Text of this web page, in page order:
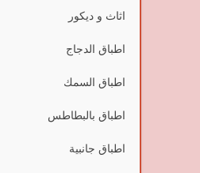
اثاث و ديكور
اطباق الدجاج
اطباق السمك
اطباق بالبطاطس
اطباق جانبية